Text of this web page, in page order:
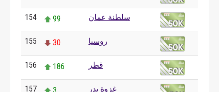
154 99 سلطنة عمان
155 30 روسيا
156 186 قطر
157 غزوة بدر